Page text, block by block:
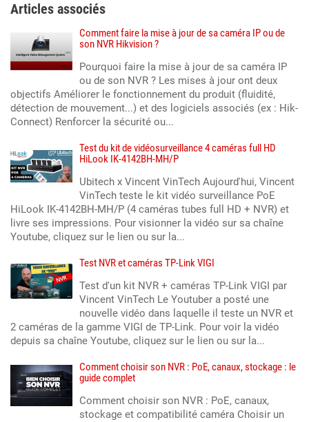
Articles associés
Comment faire la mise à jour de sa caméra IP ou de
son NVR Hikvision ?
Pourquoi faire la mise à jour de sa caméra IP
ou de son NVR ? Les mises à jour ont deux
objectifs Améliorer le fonctionnement du produit (fluidité,
détection de mouvement...) et des logiciels associés (ex : Hik-
Connect) Renforcer la sécurité ou...
Test du kit de vidéosurveillance 4 caméras full HD
HiLook IK-4142BH-MH/P
Ubitech x Vincent VinTech Aujourd'hui, Vincent
VinTech teste le kit vidéo surveillance PoE
HiLook IK-4142BH-MH/P (4 caméras tubes full HD + NVR) et
livre ses impressions. Pour visionner la vidéo sur sa chaîne
Youtube, cliquez sur le lien ou sur la...
Test NVR et caméras TP-Link VIGI
Test d'un kit NVR + caméras TP-Link VIGI par
Vincent VinTech Le Youtuber a posté une
nouvelle vidéo dans laquelle il teste un NVR et
2 caméras de la gamme VIGI de TP-Link. Pour voir la vidéo
depuis sa chaîne Youtube, cliquez sur le lien ou sur la...
Comment choisir son NVR : PoE, canaux, stockage : le
guide complet
Comment choisir son NVR : PoE, canaux,
stockage et compatibilité caméra Choisir un